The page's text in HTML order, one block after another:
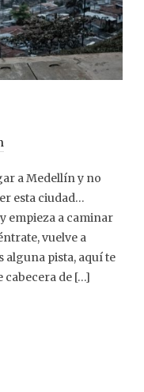
a Medellín y no
esta ciudad…
empieza a caminar
vuelve a
alguna pista, aquí te
cabecera de […]